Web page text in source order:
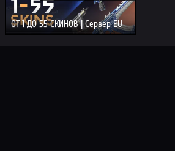
ОТ 1 ДО 55 СКИНОВ | Сервер EU